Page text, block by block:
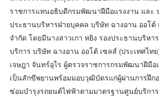
ราชการแทนอธิบดีกรมพัฒนาฝีมือแรงงาน และ
ประธานบริหารฝ่ายบุคคล บริษัท ฉางอาน ออโต้
จำกัด โดยมีนางสาวเกา หยิง รองประธานบริหา
บริการ บริษัท ฉางอาน ออโต้ เซลส์ (ประเทศไท
เจษฎา จันทร์อุไร ผู้ตรวจราชการกรมพัฒนาฝีมือ
เป็นสักขีพยานพร้อมมอบวุฒิบัตรแก่ผู้ผ่านการฝึก
ซ่อมบำรุงรถยนต์ไฟฟ้าตามมาตรฐานศูนย์บริกา